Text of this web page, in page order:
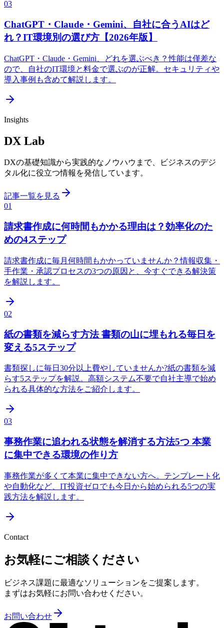
03
ChatGPT・Claude・Gemini、自社に合うAIはど
れ？IT環境別の選び方【2026年版】
ChatGPT・Claude・Gemini、どれを選ぶべき？性能は僅差な
ので、自社のIT環境と料金で選ぶのが正解。セキュリティや
導入事例も含めて解説します。
Insights
DX Lab
DXの基礎知識から実践的なノウハウまで、ビジネスのデジ
タル化に役立つ情報を発信しています。
記事一覧を見る
01
請求書作成に何時間もかかる理由は？効率化のた
めの4ステップ
請求書作成に毎月何時間もかかっていませんか？情報収集・
手作業・承認プロセスの3つの原因と、今すぐできる解決策
を解説します。
02
紙の書類を減らす方法 書類の山に埋もれる毎日を
変える5ステップ
書類探しに毎日30分以上費やしていませんか?紙の書類を減
らす5ステップを解説。高額システム不要で自社主導で始め
られる具体的な方法をご紹介します。
03
事務作業に追われる状態を解消する方法5つ 本業
に集中できる環境の作り方
事務作業が多くて本業に集中できない方へ。テンプレート化
や自動化など、IT投資ゼロでも今日から始められる5つの実
践方法を解説します。
Contact
お気軽にご相談ください
ビジネス課題に最適なソリューションをご提案します。
まずはお気軽にお問い合わせください。
お問い合わせ